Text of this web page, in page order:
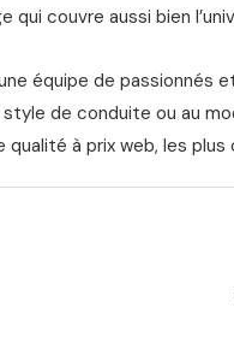
qui couvre aussi bien
équipe de
de conduite ou au
à prix web, les